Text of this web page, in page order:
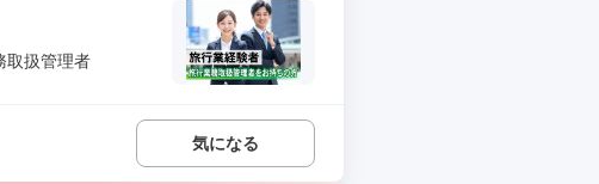
取扱管理者
気になる